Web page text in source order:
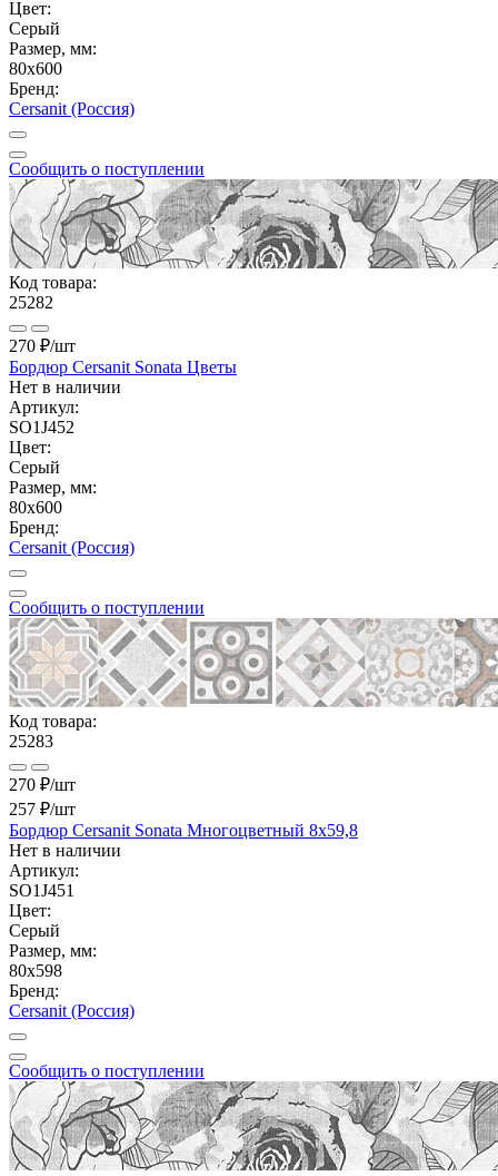
Цвет:
Серый
Размер, мм:
80x600
Бренд:
Cersanit (Россия)
Сообщить о поступлении
Код товара:
25282
270 ₽/шт
Бордюр Cersanit Sonata Цветы
Нет в наличии
Артикул:
SO1J452
Цвет:
Серый
Размер, мм:
80x600
Бренд:
Cersanit (Россия)
Сообщить о поступлении
Код товара:
25283
270 ₽/шт
257 ₽/шт
Бордюр Cersanit Sonata Многоцветный 8x59,8
Нет в наличии
Артикул:
SO1J451
Цвет:
Серый
Размер, мм:
80x598
Бренд:
Cersanit (Россия)
Сообщить о поступлении